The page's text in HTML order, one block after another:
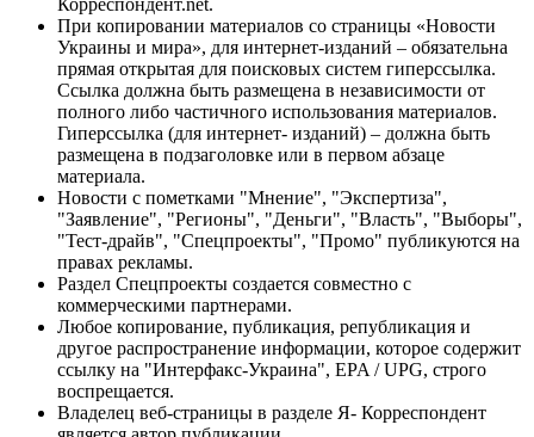
При копировании материалов со страницы «Новости
Украины и мира», для интернет-изданий – обязательна
прямая открытая для поисковых систем гиперссылка.
Ссылка должна быть размещена в независимости от
полного либо частичного использования материалов.
Гиперссылка (для интернет- изданий) – должна быть
размещена в подзаголовке или в первом абзаце
материала.
Новости с пометками "Мнение", "Экспертиза",
"Заявление", "Регионы", "Деньги", "Власть", "Выборы",
"Тест-драйв", "Спецпроекты", "Промо" публикуются на
правах рекламы.
Раздел Спецпроекты создается совместно с
коммерческими партнерами.
Любое копирование, публикация, републикация и
другое распространение информации, которое содержит
ссылку на "Интерфакс-Украина", EPA / UPG, строго
воспрещается.
Владелец веб-страницы в разделе Я- Корреспондент